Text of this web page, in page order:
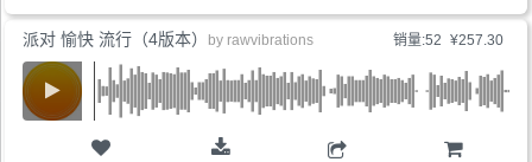
销量:52 ¥257.30
派对 愉快 流行（4版本） by rawvibrations